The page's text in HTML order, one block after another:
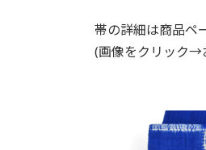
帯の詳細は商品ペ
(画像をクリック→